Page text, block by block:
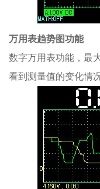
万用表趋势图功能
数字万用表功能，最
看到测量值的变化情